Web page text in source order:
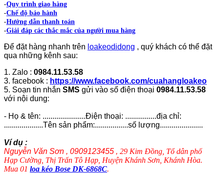
-Quy trình giao hàng
-Chế độ bảo hành
-Hướng dẫn thanh toán
-Giải đáp các thắc mắc của người mua hàng
Để đặt hàng nhanh trên loakeodidong , quý khách có thể đặt
qua những kênh sau:
1. Zalo : 0984.11.53.58
3. facebook : https://www.facebook.com/cuahangloakeo
5. Soạn tin nhắn SMS gửi vào số điện thoại 0984.11.53.58
với nội dung:
- Họ & tên: ......................Điện thoại: ................địa chỉ:
....................Tên sản phẩm:.................số lượng......................
Ví dụ :
Nguyễn Văn Sơn , 0909123455 , 29 Kim Đồng, Tổ dân phố
Hạp Cường, Thị Trấn Tô Hạp, Huyện Khánh Sơn, Khánh Hòa.
Mua 01 loa kéo Bose DK-6868C.